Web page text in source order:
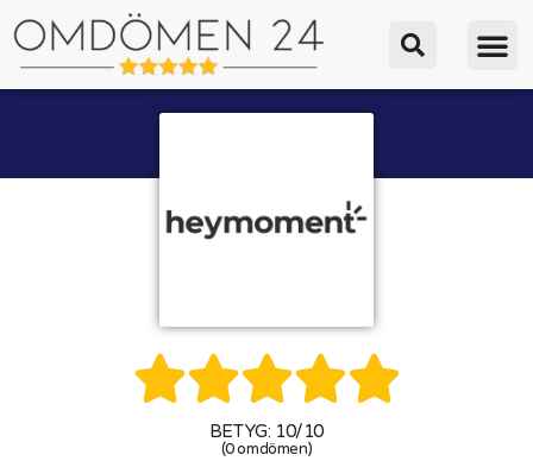

BETYG: 10/10
(0 omdömen)